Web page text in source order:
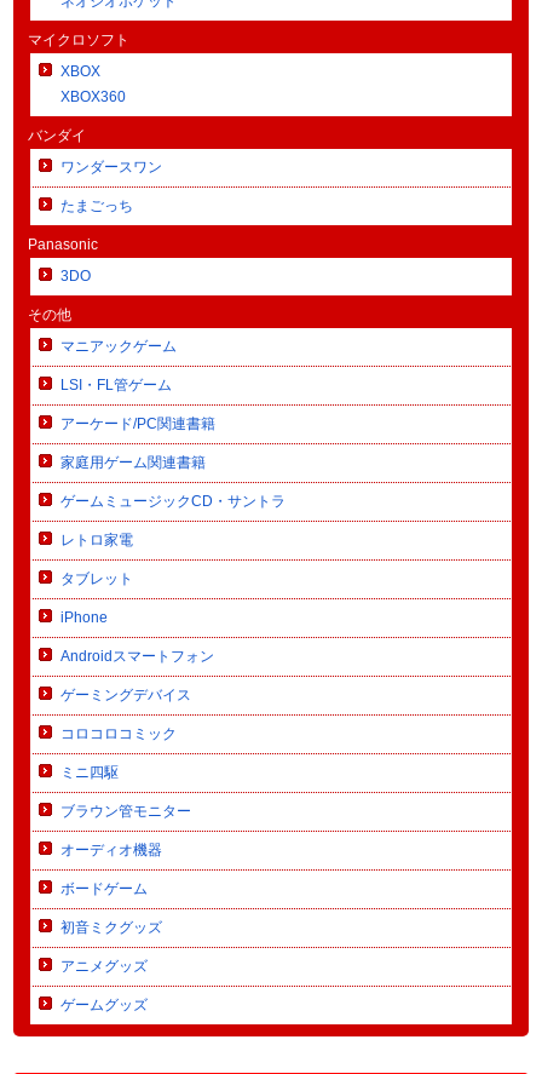
マイクロソフト
XBOX
XBOX360
バンダイ
ワンダースワン
たまごっち
Panasonic
3DO
その他
マニアックゲーム
LSI・FL管ゲーム
アーケード/PC関連書籍
家庭用ゲーム関連書籍
ゲームミュージックCD・サントラ
レトロ家電
タブレット
iPhone
Androidスマートフォン
ゲーミングデバイス
コロコロコミック
ミニ四駆
ブラウン管モニター
オーディオ機器
ボードゲーム
初音ミクグッズ
アニメグッズ
ゲームグッズ